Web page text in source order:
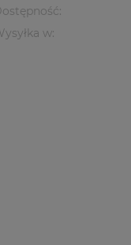
w: